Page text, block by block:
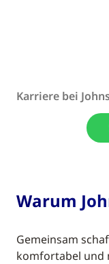
Karriere bei
Warum
Gemeinsam
komfortabel und